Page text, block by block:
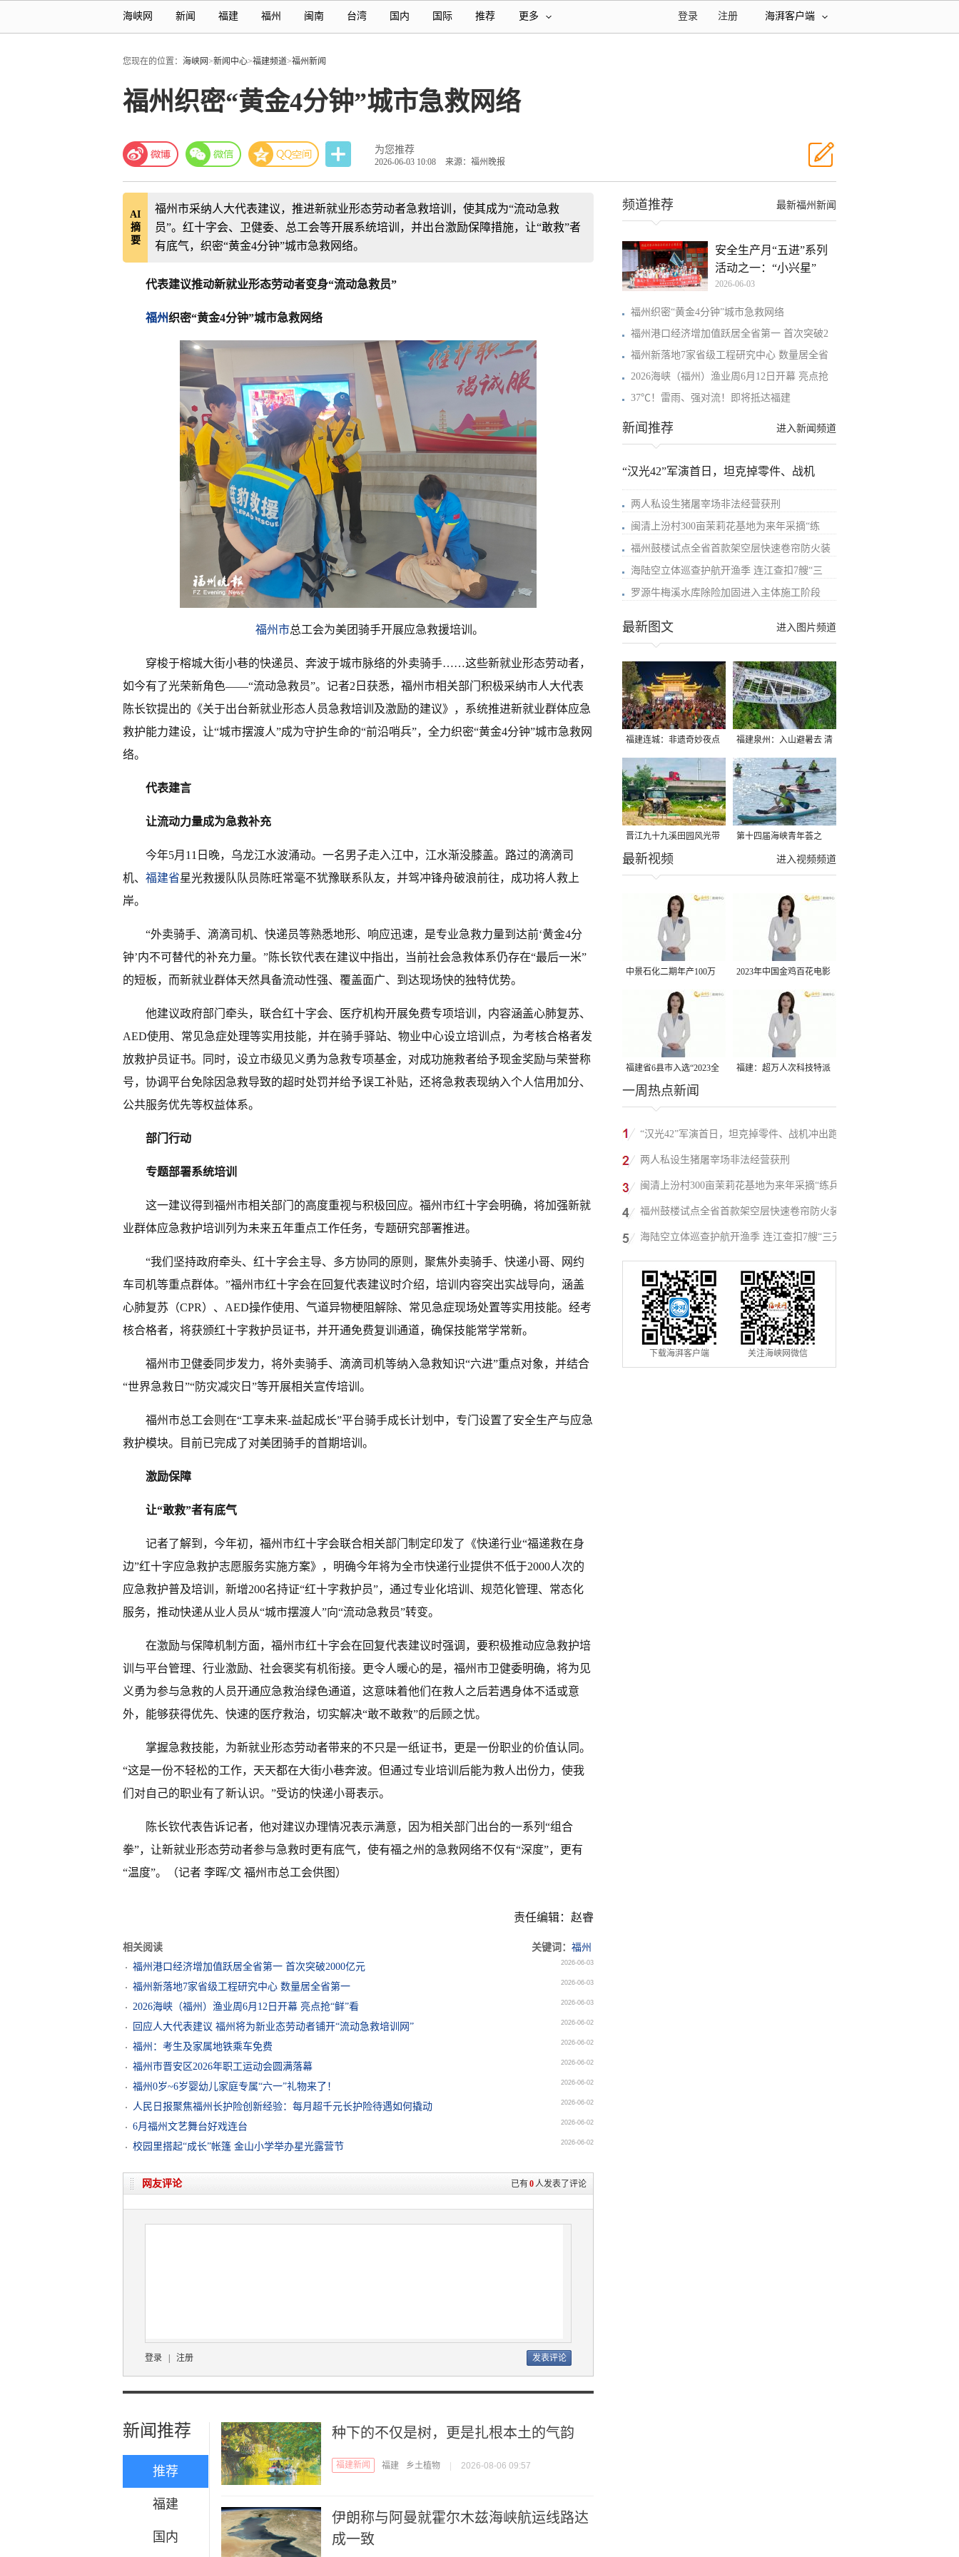
海峡网 新闻 福建 福州 闽南 台湾 国内 国际 推荐 更多 海湃客户端
注册
登录
您现在的位置： 海峡网>新闻中心>福建频道>福州新闻
福州织密“黄金4分钟”城市急救网络
为您推荐
2026-06-03 10:08 来源：福州晚报
AI
摘
要
福州市采纳人大代表建议，推进新就业形态劳动者急救培训，使其成为“流动急救
员”。红十字会、卫健委、总工会等开展系统培训，并出台激励保障措施，让“敢救”者
有底气，织密“黄金4分钟”城市急救网络。
代表建议推动新就业形态劳动者变身“流动急救员”
福州织密“黄金4分钟”城市急救网络
福州市总工会为美团骑手开展应急救援培训。
穿梭于榕城大街小巷的快递员、奔波于城市脉络的外卖骑手……这些新就业形态劳动者，
如今有了光荣新角色——“流动急救员”。记者2日获悉，福州市相关部门积极采纳市人大代表
陈长钦提出的《关于出台新就业形态人员急救培训及激励的建议》，系统推进新就业群体应急
救护能力建设，让“城市摆渡人”成为守护生命的“前沿哨兵”，全力织密“黄金4分钟”城市急救网
络。
代表建言
让流动力量成为急救补充
今年5月11日晚，乌龙江水波涌动。一名男子走入江中，江水渐没膝盖。路过的滴滴司
机、 福建省星光救援队队员陈旺常毫不犹豫联系队友，并驾冲锋舟破浪前往，成功将人救上
岸。
“外卖骑手、滴滴司机、快递员等熟悉地形、响应迅速，是专业急救力量到达前‘黄金4分
钟’内不可替代的补充力量。”陈长钦代表在建议中指出，当前社会急救体系仍存在“最后一米”
的短板，而新就业群体天然具备流动性强、覆盖面广、到达现场快的独特优势。
他建议政府部门牵头，联合红十字会、医疗机构开展免费专项培训，内容涵盖心肺复苏、
AED使用、常见急症处理等实用技能，并在骑手驿站、物业中心设立培训点，为考核合格者发
放救护员证书。同时，设立市级见义勇为急救专项基金，对成功施救者给予现金奖励与荣誉称
号，协调平台免除因急救导致的超时处罚并给予误工补贴，还将急救表现纳入个人信用加分、
公共服务优先等权益体系。
部门行动
专题部署系统培训
这一建议得到福州市相关部门的高度重视与积极回应。福州市红十字会明确，将加强新就
业群体应急救护培训列为未来五年重点工作任务，专题研究部署推进。
“我们坚持政府牵头、红十字会主导、多方协同的原则，聚焦外卖骑手、快递小哥、网约
车司机等重点群体。”福州市红十字会在回复代表建议时介绍，培训内容突出实战导向，涵盖
心肺复苏（CPR）、AED操作使用、气道异物梗阻解除、常见急症现场处置等实用技能。经考
核合格者，将获颁红十字救护员证书，并开通免费复训通道，确保技能常学常新。
福州市卫健委同步发力，将外卖骑手、滴滴司机等纳入急救知识“六进”重点对象，并结合
“世界急救日”“防灾减灾日”等开展相关宣传培训。
福州市总工会则在“工享未来-益起成长”平台骑手成长计划中，专门设置了安全生产与应急
救护模块。目前已完成了对美团骑手的首期培训。
激励保障
让“敢救”者有底气
记者了解到，今年初，福州市红十字会联合相关部门制定印发了《快递行业“福递救在身
边”红十字应急救护志愿服务实施方案》，明确今年将为全市快递行业提供不低于2000人次的
应急救护普及培训，新增200名持证“红十字救护员”，通过专业化培训、规范化管理、常态化
服务，推动快递从业人员从“城市摆渡人”向“流动急救员”转变。
在激励与保障机制方面，福州市红十字会在回复代表建议时强调，要积极推动应急救护培
训与平台管理、行业激励、社会褒奖有机衔接。更令人暖心的是，福州市卫健委明确，将为见
义勇为参与急救的人员开通应急救治绿色通道，这意味着他们在救人之后若遇身体不适或意
外，能够获得优先、快速的医疗救治，切实解决“敢不敢救”的后顾之忧。
掌握急救技能，为新就业形态劳动者带来的不只是一纸证书，更是一份职业的价值认同。
“这是一份不轻松的工作，天天都在大街小巷奔波。但通过专业培训后能为救人出份力，使我
们对自己的职业有了新认识。”受访的快递小哥表示。
陈长钦代表告诉记者，他对建议办理情况表示满意，因为相关部门出台的一系列“组合
拳”，让新就业形态劳动者参与急救时更有底气，使有福之州的急救网络不仅有“深度”，更有
“温度”。（记者 李晖/文 福州市总工会供图）
责任编辑：赵睿
相关阅读 关键词： 福州
福州港口经济增加值跃居全省第一 首次突破2000亿元
2026-06-03
福州新落地7家省级工程研究中心 数量居全省第一 2026-06-03
2026海峡（福州）渔业周6月12日开幕 亮点抢“鲜”看 2026-06-03
回应人大代表建议 福州将为新业态劳动者铺开“流动急救培训网” 2026-06-02
福州：考生及家属地铁乘车免费 2026-06-02
福州市晋安区2026年职工运动会圆满落幕 2026-06-02
福州0岁~6岁婴幼儿家庭专属“六一”礼物来了！ 2026-06-02
人民日报聚焦福州长护险创新经验：每月超千元长护险待遇如何撬动 2026-06-02
6月福州文艺舞台好戏连台 2026-06-02
校园里搭起“成长”帐篷 金山小学举办星光露营节 2026-06-02
已有0人发表了评论
网友评论
登录 注册
新闻推荐
推荐
福建
国内
种下的不仅是树，更是扎根本土的气韵
福建新闻 福建 乡土植物 2026-08-06 09:57
伊朗称与阿曼就霍尔木兹海峡航运线路达
成一致
最新福州新闻
频道推荐
安全生产月“五进”系列
活动之一：“小兴星”
2026-06-03
福州织密“黄金4分钟”城市急救网络
福州港口经济增加值跃居全省第一 首次突破2
福州新落地7家省级工程研究中心 数量居全省
2026海峡（福州）渔业周6月12日开幕 亮点抢
37℃！雷雨、强对流！即将抵达福建
进入新闻频道
新闻推荐
“汉光42”军演首日，坦克掉零件、战机
两人私设生猪屠宰场非法经营获刑
闽清上汾村300亩茉莉花基地为来年采摘“练
福州鼓楼试点全省首款架空层快速卷帘防火装
海陆空立体巡查护航开渔季 连江查扣7艘“三
罗源牛梅溪水库除险加固进入主体施工阶段
进入图片频道
最新图文
福建连城：非遗奇妙夜点
亮夏夜
福建泉州：入山避暑去 清
凉好惬意
晋江九十九溪田园风光带
千亩早稻迎来成熟收割季
第十四届海峡青年荟之
2026榕台青年大学生水上
进入视频频道
最新视频
中景石化二期年产100万
吨丙烷脱氢项目建成中交
2023年中国金鸡百花电影
节有福电影巡展31日启动
福建省6县市入选“2023全
国县域发展潜力百强县”
福建：超万人次科技特派
一周热点新闻
“汉光42”军演首日，坦克掉零件、战机冲出跑
道、赖清德逃跑……螺丝都拧不紧，台军能打
两人私设生猪屠宰场非法经营获刑
闽清上汾村300亩茉莉花基地为来年采摘“练兵”
福州鼓楼试点全省首款架空层快速卷帘防火装
置
海陆空立体巡查护航开渔季 连江查扣7艘“三无”
船舶
下载海湃客户端 关注海峡网微信